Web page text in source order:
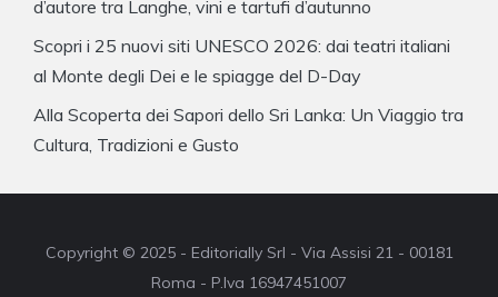
d’autore tra Langhe, vini e tartufi d’autunno
Scopri i 25 nuovi siti UNESCO 2026: dai teatri italiani
al Monte degli Dei e le spiagge del D-Day
Alla Scoperta dei Sapori dello Sri Lanka: Un Viaggio tra
Cultura, Tradizioni e Gusto
Copyright © 2025 - Editorially Srl - Via Assisi 21 - 00181
Roma - P.Iva 16947451007